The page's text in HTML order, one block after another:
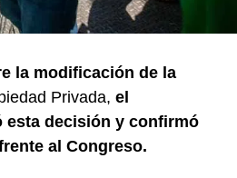
la modificación de la
Privada, el
esta decisión y confirmó
al Congreso.